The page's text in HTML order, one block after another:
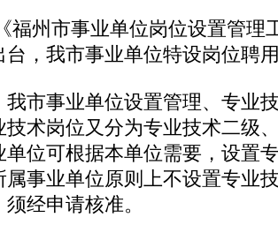
州市事业单位岗位设置管理
台，我市事业单位特设岗位聘
事业单位设置管理、专业
技术岗位又分为专业技术二级
单位可根据本单位需要，设置
属事业单位原则上不设置专业
经申请核准。